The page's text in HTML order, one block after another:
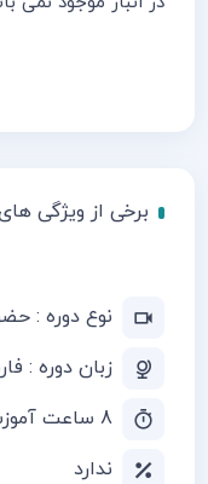
برخی از ویژگی
نوع دوره :
زبان دوره :
8 ساعت آموزش
ندارد